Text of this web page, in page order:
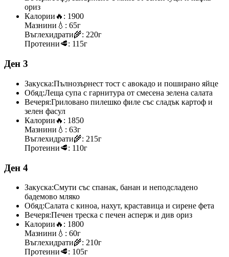
ориз
Калории 🔥: 1900
Мазнини 💧: 65г
Въглехидрати🌾: 220г
Протеини🥩: 115г
Ден 3
Закуска:Пълнозърнест тост с авокадо и поширано яйце
Обяд:Леща супа с гарнитура от смесена зелена салата
Вечеря:Гриловано пилешко филе със сладък картоф и
зелен фасул
Калории 🔥: 1850
Мазнини 💧: 63г
Въглехидрати🌾: 215г
Протеини🥩: 110г
Ден 4
Закуска:Смути със спанак, банан и неподсладено
бадемово мляко
Обяд:Салата с киноа, нахут, краставица и сирене фета
Вечеря:Печен треска с печен асперж и див ориз
Калории 🔥: 1800
Мазнини 💧: 60г
Въглехидрати🌾: 210г
Протеини🥩: 105г